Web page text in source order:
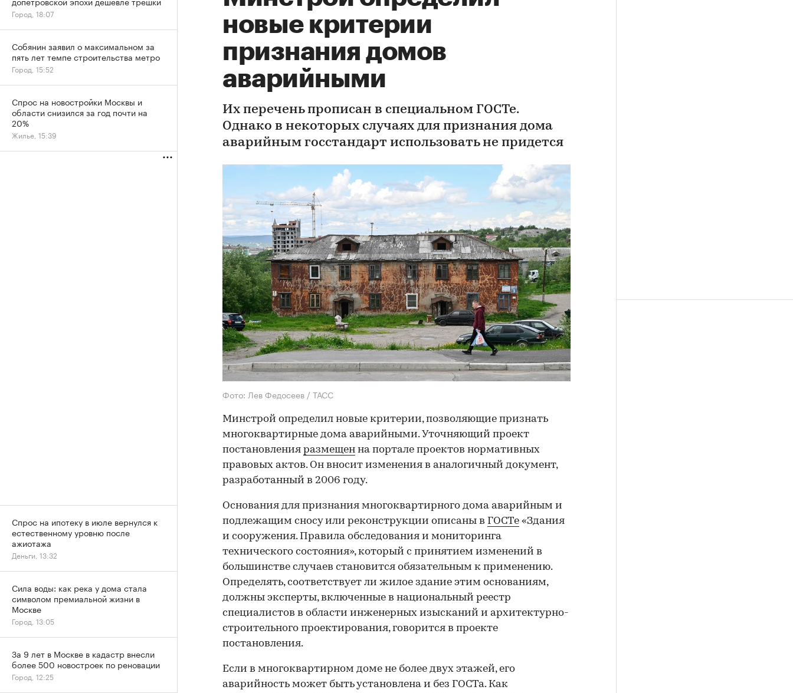
новые критерии
признания домов
аварийными
Их перечень прописан в специальном ГОСТе.
Однако в некоторых случаях для признания дома
аварийным госстандарт использовать не придется
Фото: Лев Федосеев / ТАСС
Минстрой определил новые критерии, позволяющие признать
многоквартирные дома аварийными. Уточняющий проект
постановления размещен на портале проектов нормативных
правовых актов. Он вносит изменения в аналогичный документ,
разработанный в 2006 году.
Основания для признания многоквартирного дома аварийным и
подлежащим сносу или реконструкции описаны в ГОСТе «Здания
и сооружения. Правила обследования и мониторинга
технического состояния», который с принятием изменений в
большинстве случаев становится обязательным к применению.
Определять, соответствует ли жилое здание этим основаниям,
должны эксперты, включенные в национальный реестр
специалистов в области инженерных изысканий и архитектурно-
строительного проектирования, говорится в проекте
постановления.
Если в многоквартирном доме не более двух этажей, его
аварийность может быть установлена и без ГОСТа. Как
Город, 18:07
Собянин заявил о максимальном за
пять лет темпе строительства метро
Город, 15:52
Спрос на новостройки Москвы и
области снизился за год почти на
20%
Жилье, 15:39
Спрос на ипотеку в июле вернулся к
естественному уровню после
ажиотажа
Деньги, 13:32
Сила воды: как река у дома стала
символом премиальной жизни в
Москве
Город, 13:05
За 9 лет в Москве в кадастр внесли
более 500 новостроек по реновации
Город, 12:25